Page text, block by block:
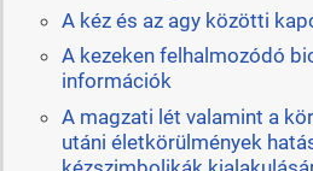
A kéz és az agy közötti
A kezeken felhalmozódó
információk
A magzati lét valamint a
utáni életkörülmények